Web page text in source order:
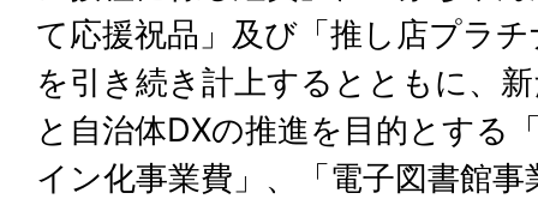
て応援祝品」及び「推し店プラ
を引き続き計上するとともに、
と自治体DXの推進を目的とする
イン化事業費」、「電子図書館